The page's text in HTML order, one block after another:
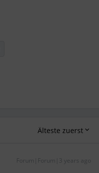
Älteste zuerst
Forum|Forum|3 years ago